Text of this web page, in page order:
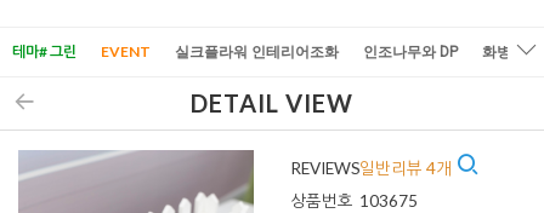
테마# 그린 EVENT 실크플라워 인테리어조화 인조나무와 DP 화병/화
DETAIL VIEW
REVIEWS일반리뷰 4개
상품번호 103675